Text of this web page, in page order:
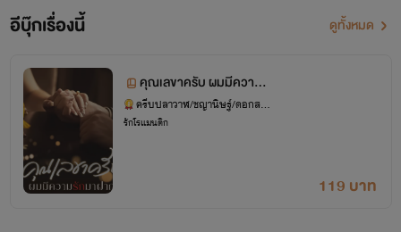
แม้วันเวลาจะล่วงเลยผ่านมาเป็นเดือนรามสามารถจำหญิงสาวได้
ทันทีที่พบหน้า ทว่าไอรดาไม่สามารถจำเขาได้แม้จะลืมไม่ลง เพื่อ
รักษาหน้าที่การงานให้มั่นคงและชื่อเสียงใหม่ของตัวเองไม่ให้
เสื่อมเสียอีกเป็นครั้งที่สอง เธอจำต้องตัดเรื่องส่วนตัวแล้วแสร้งทำ
เหมือนว่าเราเป็นคนแปลกหน้าที่เพิ่งเคยพบหน้ากันครั้งแรก โดย
หารู้ไม่ว่าการกระทำที่จะปกป้องตัวเองนั้นได้ปลุกสัญชาตญาณ
อีบุ๊กเรื่องนี้ ดูทั้งหมด
คุณเลขาครับ ผมมีความรั
กมาฝาก
ครีบปลาวาฬ/ชญานิษฐ์/ดอกสร้
อย
รักโรแมนติก
119 บาท